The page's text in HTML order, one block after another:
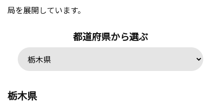
局を展開しています。
都道府県から選ぶ
栃木県